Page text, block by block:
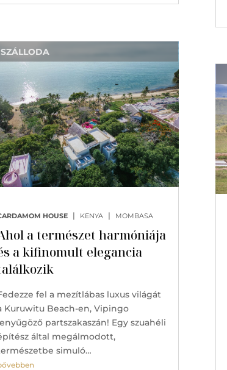
a természet harmóniája
a kifinomult elegancia
HOUSE | KENYA | MOMBASA
SZÁLLODA
fel a mezítlábas luxus világát
Kuruwitu Beach-en, Vipingo
partszakaszán! Egy szuahéli
által megálmodott,
simuló…